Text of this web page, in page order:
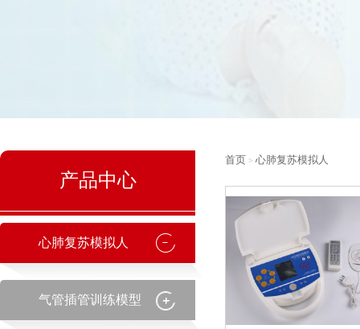
产品中心
心肺复苏模拟人
气管插管训练模型
首页 > 心肺复苏模拟人